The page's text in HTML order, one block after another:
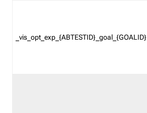
_vis_opt_exp_{ABTESTID}_goal_{GOALID}